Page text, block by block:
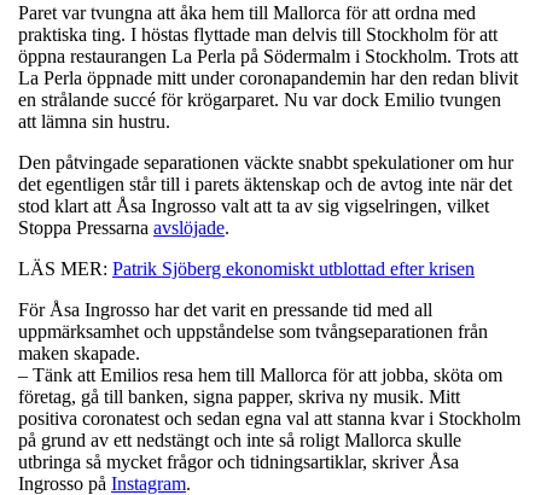
Paret var tvungna att åka hem till Mallorca för att ordna med
praktiska ting. I höstas flyttade man delvis till Stockholm för att
öppna restaurangen La Perla på Södermalm i Stockholm. Trots att
La Perla öppnade mitt under coronapandemin har den redan blivit
en strålande succé för krögarparet. Nu var dock Emilio tvungen
att lämna sin hustru.
Den påtvingade separationen väckte snabbt spekulationer om hur
det egentligen står till i parets äktenskap och de avtog inte när det
stod klart att Åsa Ingrosso valt att ta av sig vigselringen, vilket
Stoppa Pressarna avslöjade.
LÄS MER: Patrik Sjöberg ekonomiskt utblottad efter krisen
För Åsa Ingrosso har det varit en pressande tid med all
uppmärksamhet och uppståndelse som tvångseparationen från
maken skapade.
– Tänk att Emilios resa hem till Mallorca för att jobba, sköta om
företag, gå till banken, signa papper, skriva ny musik. Mitt
positiva coronatest och sedan egna val att stanna kvar i Stockholm
på grund av ett nedstängt och inte så roligt Mallorca skulle
utbringa så mycket frågor och tidningsartiklar, skriver Åsa
Ingrosso på Instagram.